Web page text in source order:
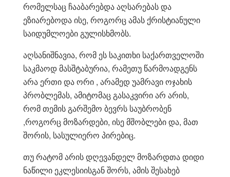
რომელსაც ჩააბარებდა აღსარებას და
ეზიარებოდა ისე, როგორც ამას ქრისტიანული
საიდუმლოები გულისხმობს.
აღსანიშნავია, რომ ეს საკითხი საქართველოში
საკმაოდ მასშტაბურია, რამეთუ წარმოადგენს
არა ერთი და ორი , არამედ უამრავი ოჯახის
პრობლემას, ამიტომაც გასაკვირი არ არის,
რომ თემის გარშემო ბევრს საუბრობენ
,როგორც მოზარდები, ისე მშობლები და, მათ
შორის, სასულიერო პირებიც.
თუ რატომ არის დღევანდელ მოზარდთა დიდი
ნაწილი ეკლესიისგან შორს, ამის შესახებ